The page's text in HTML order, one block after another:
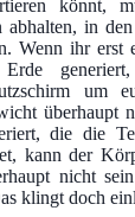
könnt,
in
Wenn ihr erst
um
überhaupt
die die
kann der
nicht
klingt doch